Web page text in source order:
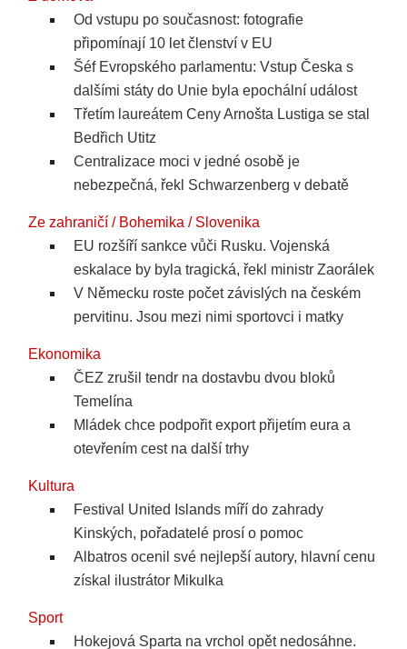
Od vstupu po současnost: fotografie
připomínají 10 let členství v EU
Šéf Evropského parlamentu: Vstup Česka s
dalšími státy do Unie byla epochální událost
Třetím laureátem Ceny Arnošta Lustiga se stal
Bedřich Utitz
Centralizace moci v jedné osobě je
nebezpečná, řekl Schwarzenberg v debatě
Ze zahraničí / Bohemika / Slovenika
EU rozšíří sankce vůči Rusku. Vojenská
eskalace by byla tragická, řekl ministr Zaorálek
V Německu roste počet závislých na českém
pervitinu. Jsou mezi nimi sportovci i matky
Ekonomika
ČEZ zrušil tendr na dostavbu dvou bloků
Temelína
Mládek chce podpořit export přijetím eura a
otevřením cest na další trhy
Kultura
Festival United Islands míří do zahrady
Kinských, pořadatelé prosí o pomoc
Albatros ocenil své nejlepší autory, hlavní cenu
získal ilustrátor Mikulka
Sport
Hokejová Sparta na vrchol opět nedosáhne.